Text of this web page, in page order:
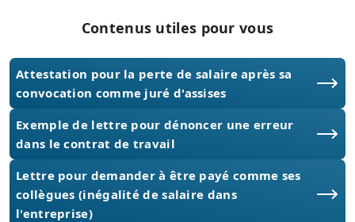
Contenus utiles pour vous
Attestation pour la perte de salaire après sa
convocation comme juré d'assises
Exemple de lettre pour dénoncer une erreur
dans le contrat de travail
Lettre pour demander à être payé comme ses
collègues (inégalité de salaire dans
l'entreprise)